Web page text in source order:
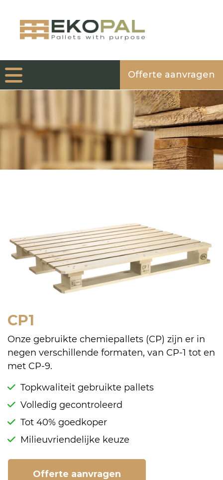
Offerte aanvragen
CP1
Onze gebruikte chemiepallets (CP) zijn er in
negen verschillende formaten, van CP-1 tot en
met CP-9.
Topkwaliteit gebruikte pallets
Volledig gecontroleerd
Tot 40% goedkoper
Milieuvriendelijke keuze
Offerte aanvragen